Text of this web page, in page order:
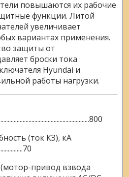
повышаются их рабочие
функции. Литой
увеличивает
вариантах применения.
защиты от
броски тока
Hyundai и
работы нагрузки.
(ток КЗ), кА
привод взвода